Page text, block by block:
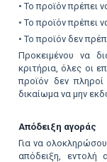
• Το προϊόν πρέπει
• Το προϊόν πρέπει
• Το προϊόν δεν
Προκειμένου να
κριτήρια, όλες οι
προϊόν δεν
δικαίωμα να μην
Απόδειξη αγοράς
Για να
απόδειξη,